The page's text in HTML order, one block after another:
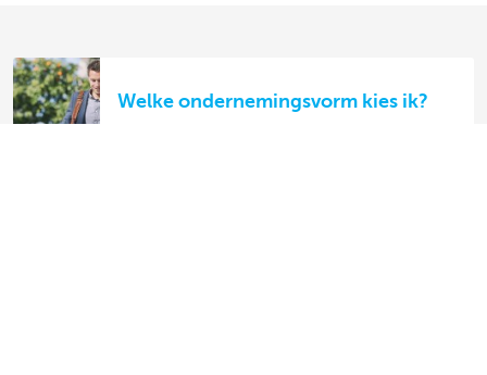
Welke ondernemingsvorm kies ik?